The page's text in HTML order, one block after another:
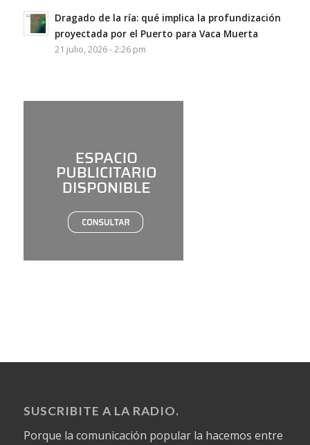
Dragado de la ría: qué implica la profundización
proyectada por el Puerto para Vaca Muerta
21 julio, 2026 - 2:26 pm
SUSCRIBITE A LA RADIO.
Porque la comunicación popular la hacemos entre